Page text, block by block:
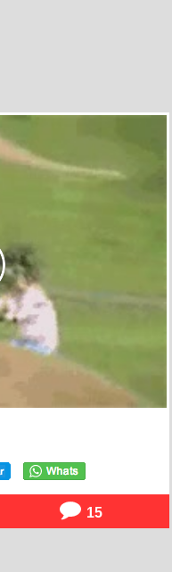
15